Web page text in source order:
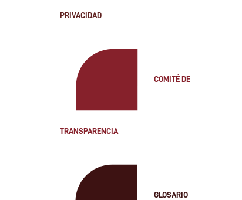
PRIVACIDAD
COMITÉ DE
TRANSPARENCIA
GLOSARIO